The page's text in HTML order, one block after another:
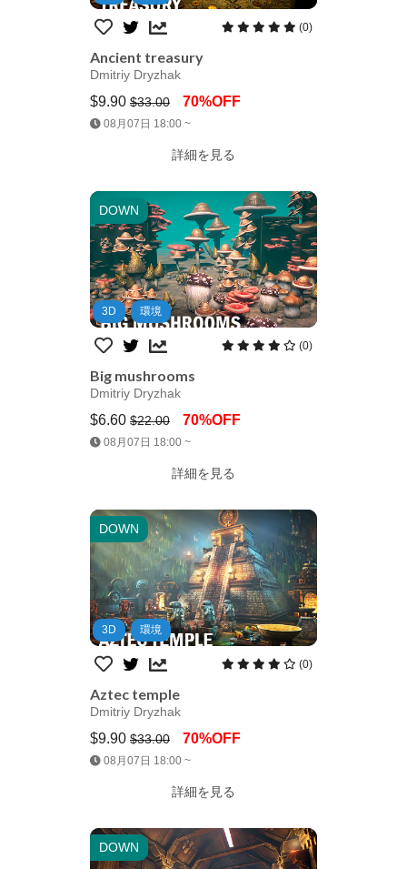
(0)
Ancient treasury
Dmitriy Dryzhak
$9.90 $33.00 70%OFF
08月07日 18:00 ~
詳細を見る
DOWN
Jump AssetStore
3D 環境
(0)
Big mushrooms
Dmitriy Dryzhak
$6.60 $22.00 70%OFF
08月07日 18:00 ~
詳細を見る
DOWN
Jump AssetStore
3D 環境
(0)
Aztec temple
Dmitriy Dryzhak
$9.90 $33.00 70%OFF
08月07日 18:00 ~
詳細を見る
DOWN
Jump AssetStore